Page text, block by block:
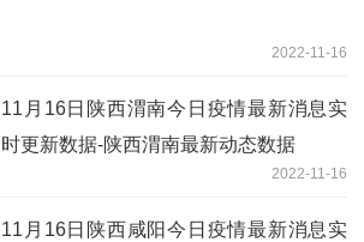
2022-11-16
11月16日陕西渭南今日疫情最新消息实
时更新数据-陕西渭南最新动态数据
2022-11-16
11月16日陕西咸阳今日疫情最新消息实